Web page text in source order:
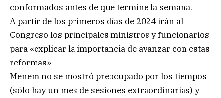
conformados antes de que termine la semana.
A partir de los primeros días de 2024 irán al
Congreso los principales ministros y funcionarios
para «explicar la importancia de avanzar con estas
reformas».
Menem no se mostró preocupado por los tiempos
(sólo hay un mes de sesiones extraordinarias) y